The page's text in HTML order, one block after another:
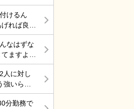
るほど仕
に対して
ます！(新
んて皆無
やく今に
います。
けるん
れば良い
なはずな
ますよ
からない
ろうけ
るおばさ
するんだ
人に対し
いられ
薬介助、
守り、声
分勤務で